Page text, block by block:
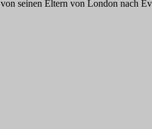
seinen Eltern von London nach